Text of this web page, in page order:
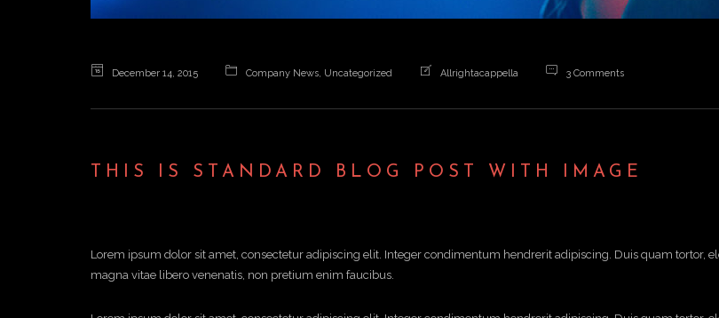
December 14, 2015 Company News, Uncategorized Allrightacappella 3 Comments
THIS IS STANDARD BLOG POST WITH IMAGE
Lorem ipsum dolor sit amet, consectetur adipiscing elit. Integer condimentum hendrerit adipiscing. Duis quam tortor,
magna vitae libero venenatis, non pretium enim faucibus.